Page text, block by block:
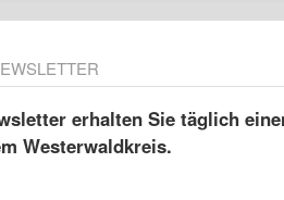
erhalten Sie täglich
Westerwaldkreis.